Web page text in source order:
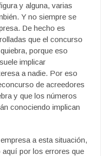
y alguna, varias
Y no siempre se
De hecho es
que el concurso
porque eso
implicar
a nadie. Por eso
de acreedores
y que los números
conociendo implican
a esta situación,
aquí por los errores que